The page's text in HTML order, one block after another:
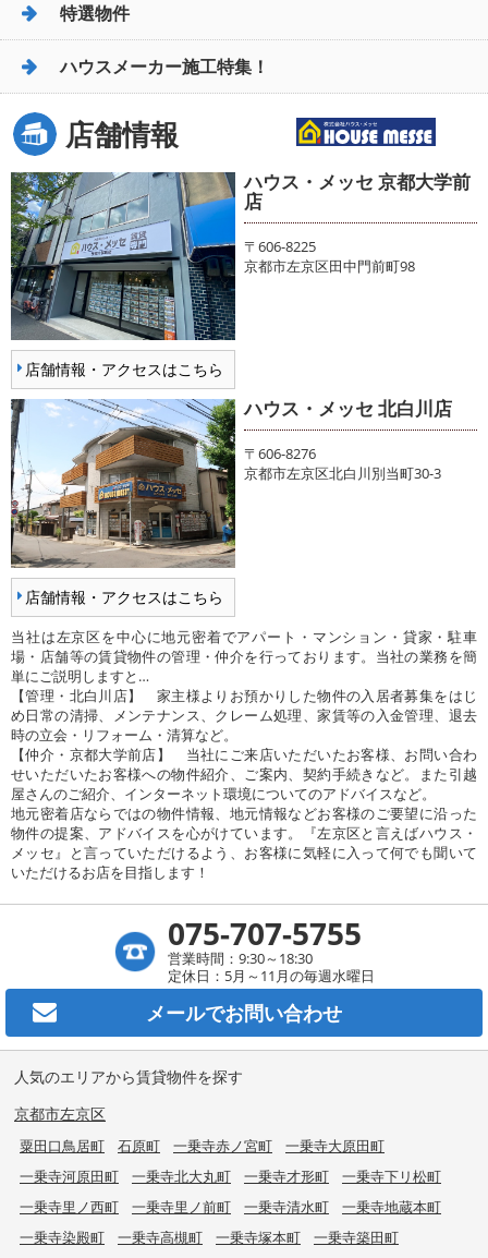
特選物件
ハウスメーカー施工特集！
店舗情報
店舗情報・アクセスはこちら
ハウス・メッセ 京都大学前
店
〒606-8225
京都市左京区田中門前町98
店舗情報・アクセスはこちら
ハウス・メッセ 北白川店
〒606-8276
京都市左京区北白川別当町30-3
当社は左京区を中心に地元密着でアパート・マンション・貸家・駐車
場・店舗等の賃貸物件の管理・仲介を行っております。当社の業務を簡
単にご説明しますと…
【管理・北白川店】 家主様よりお預かりした物件の入居者募集をはじ
め日常の清掃、メンテナンス、クレーム処理、家賃等の入金管理、退去
時の立会・リフォーム・清算など。
【仲介・京都大学前店】 当社にご来店いただいたお客様、お問い合わ
せいただいたお客様への物件紹介、ご案内、契約手続きなど。また引越
屋さんのご紹介、インターネット環境についてのアドバイスなど。
地元密着店ならではの物件情報、地元情報などお客様のご要望に沿った
物件の提案、アドバイスを心がけています。『左京区と言えばハウス・
メッセ』と言っていただけるよう、お客様に気軽に入って何でも聞いて
いただけるお店を目指します！
075-707-5755
営業時間：9:30～18:30
定休日：5月～11月の毎週水曜日
メールでお問い合わせ
人気のエリアから賃貸物件を探す
京都市左京区
粟田口鳥居町 石原町 一乗寺赤ノ宮町
一乗寺大原田町
一乗寺河原田町
一乗寺北大丸町 一乗寺才形町
一乗寺下リ松町
一乗寺里ノ西町
一乗寺里ノ前町 一乗寺清水町
一乗寺地蔵本町
一乗寺染殿町
一乗寺高槻町 一乗寺塚本町
一乗寺築田町